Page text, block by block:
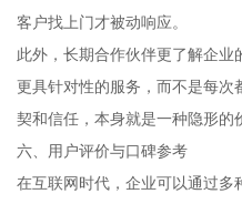
客户找上门才被动响应。
此外，长期合作伙伴更了解企
更具针对性的服务，而不是每次
契和信任，本身就是一种隐形的
六、用户评价与口碑参考
在互联网时代，企业可以通过多